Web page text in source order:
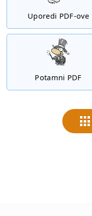
Uporedi PDF-ove
Potamni PDF